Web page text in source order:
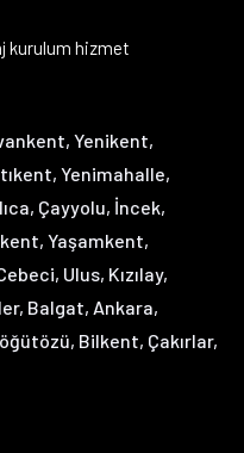
kurulum hizmet
Yenikent,
Yenimahalle,
Çayyolu, İncek,
Yaşamkent,
Ulus, Kızılay,
Balgat, Ankara,
Bilkent, Çakırlar,